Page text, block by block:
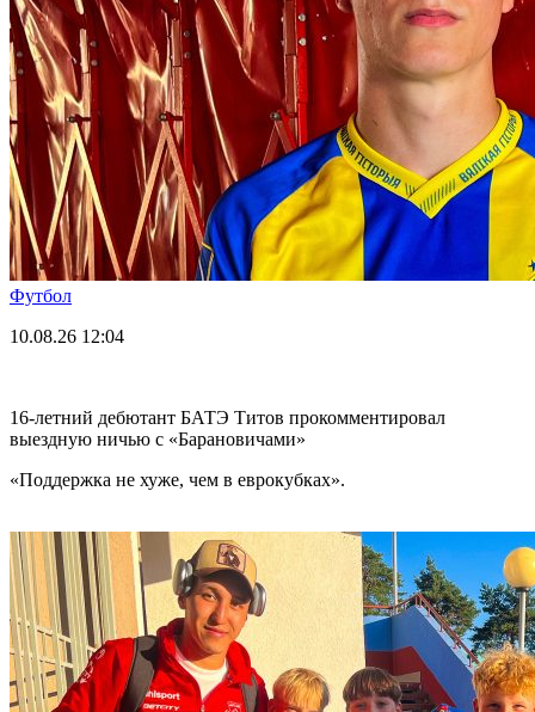
Футбол
10.08.26 12:04
16-летний дебютант БАТЭ Титов прокомментировал
выездную ничью с «Барановичами»
«Поддержка не хуже, чем в еврокубках».